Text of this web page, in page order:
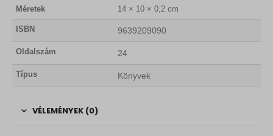
Méretek 14 × 10 × 0,2 cm
ISBN 9639209090
Oldalszám 24
Típus Könyvek
VÉLEMÉNYEK (0)